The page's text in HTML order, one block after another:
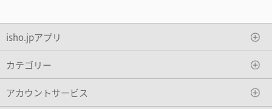
isho.jpアプリ
カテゴリー
アカウントサービス